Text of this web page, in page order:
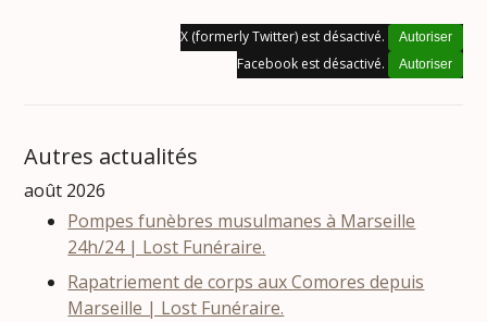
X (formerly Twitter) est désactivé. Autoriser
Facebook est désactivé. Autoriser
Autres actualités
août 2026
Pompes funèbres musulmanes à Marseille
24h/24 | Lost Funéraire.
Rapatriement de corps aux Comores depuis
Marseille | Lost Funéraire.